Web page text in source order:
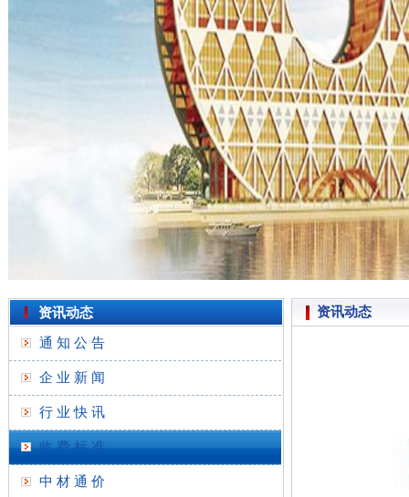
资讯动态
通 知 公 告
企 业 新 闻
行 业 快 讯
收 费 标 准
中 材 通 价
资讯动态